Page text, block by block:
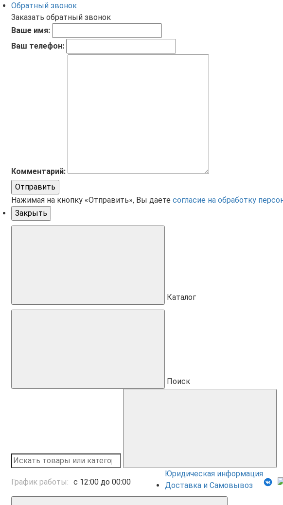
Обратный звонок
Заказать обратный звонок
Ваше имя:
Ваш телефон:
Комментарий:
Отправить
Нажимая на кнопку «Отправить», Вы даете согласие на обработку
Закрыть
Каталог
Поиск
График работы: с 12:00 до 00:00
Юридическая информация
Доставка и Самовывоз